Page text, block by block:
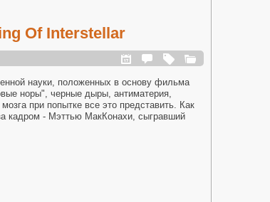
Of Interstellar
науки, положенных в основу фильма
норы", черные дыры, антиматерия,
при попытке все это представить. Как
кадром - Мэттью МакКонахи, сыгравший